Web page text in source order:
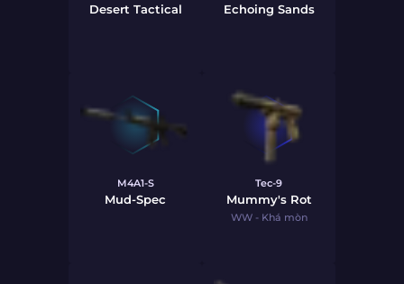
Desert Tactical Echoing Sands
M4A1-S
Mud-Spec
Tec-9
Mummy's Rot
WW - Khá mòn